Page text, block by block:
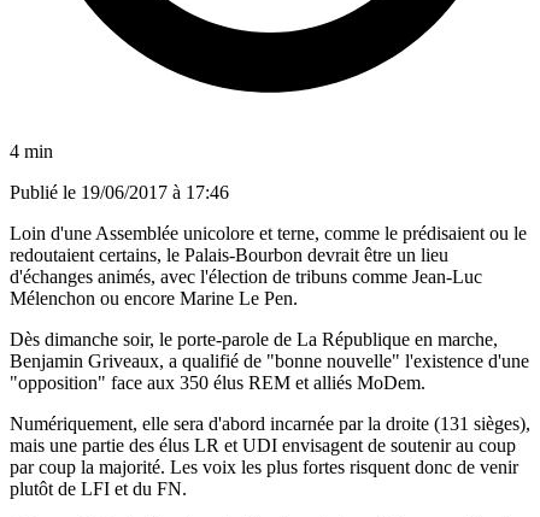
4 min
Publié le 19/06/2017 à 17:46
Loin d'une Assemblée unicolore et terne, comme le prédisaient ou le
redoutaient certains, le Palais-Bourbon devrait être un lieu
d'échanges animés, avec l'élection de tribuns comme Jean-Luc
Mélenchon ou encore Marine Le Pen.
Dès dimanche soir, le porte-parole de La République en marche,
Benjamin Griveaux, a qualifié de "bonne nouvelle" l'existence d'une
"opposition" face aux 350 élus REM et alliés MoDem.
Numériquement, elle sera d'abord incarnée par la droite (131 sièges),
mais une partie des élus LR et UDI envisagent de soutenir au coup
par coup la majorité. Les voix les plus fortes risquent donc de venir
plutôt de LFI et du FN.